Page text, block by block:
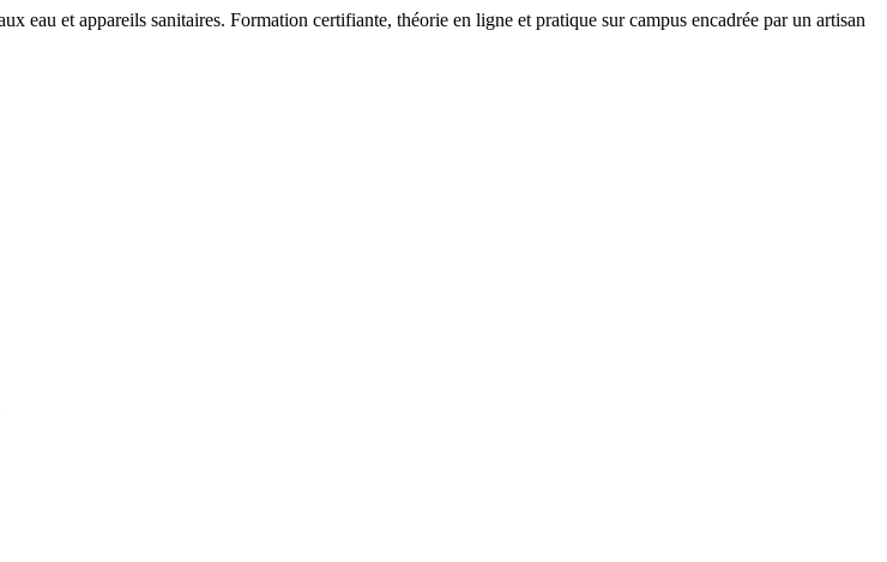
eau et appareils sanitaires. Formation certifiante, théorie en ligne et pratique sur campus encadrée par un artisan